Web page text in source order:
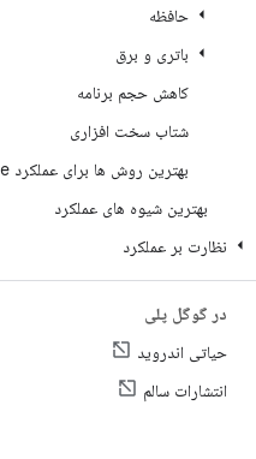
حافظه
باتری و برق
کاهش حجم برنامه
شتاب سخت افزاری
بهترین روش ها برای عملکرد SQLite
بهترین شیوه های عملکرد
نظارت بر عملکرد
در گوگل پلی
حیاتی اندروید
انتشارات سالم